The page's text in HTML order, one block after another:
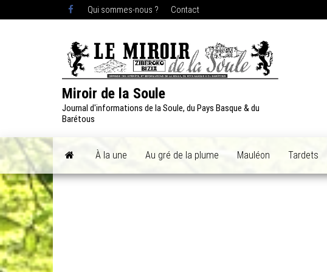
Qui sommes-nous ? Contact
Miroir de la Soule
Journal d'informations de la Soule, du Pays Basque & du
Barétous
À la une Au gré de la plume Mauléon Tardets